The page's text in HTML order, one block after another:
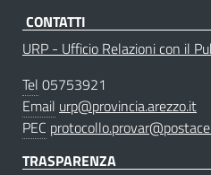
CONTATTI
URP - Ufficio Relazioni con il
Tel 05753921
Email urp@provincia.arezzo.it
PEC
TRASPARENZA